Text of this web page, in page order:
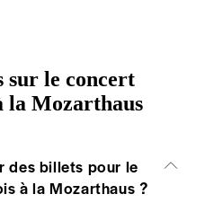
sur le concert
la Mozarthaus
des billets pour le
à la Mozarthaus ?